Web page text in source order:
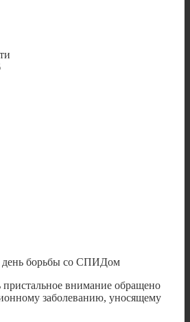
день борьбы со СПИДом
внимание обращено
заболеванию, уносящему